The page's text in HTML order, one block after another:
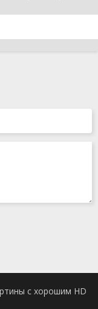
с хорошим HD